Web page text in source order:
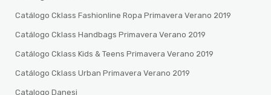
Catálogo Cklass Fashionline Ropa Primavera Verano 2019
Catálogo Cklass Handbags Primavera Verano 2019
Catálogo Cklass Kids & Teens Primavera Verano 2019
Catálogo Cklass Urban Primavera Verano 2019
Catalogo Danesi